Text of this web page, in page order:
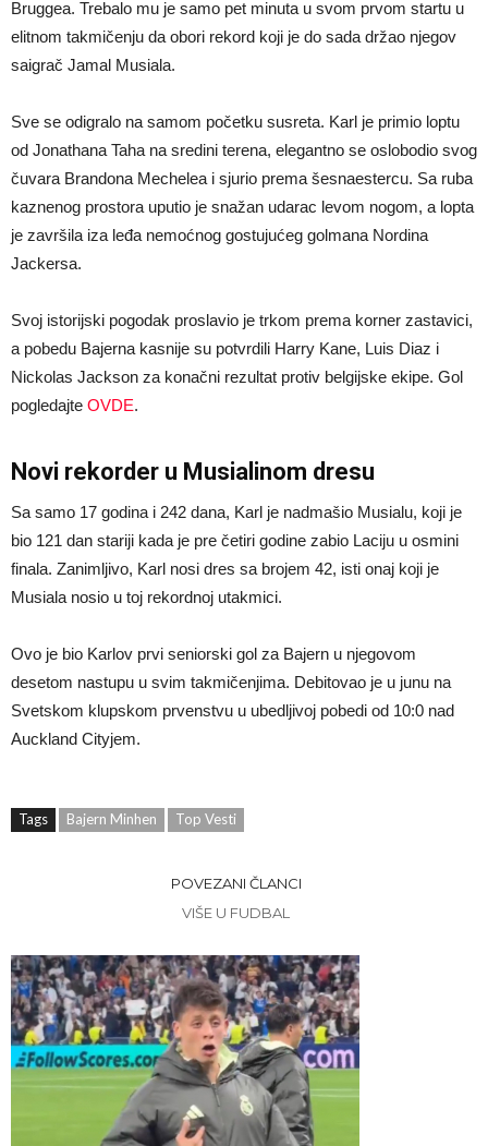
Bruggea. Trebalo mu je samo pet minuta u svom prvom startu u
elitnom takmičenju da obori rekord koji je do sada držao njegov
saigrač Jamal Musiala.
Sve se odigralo na samom početku susreta. Karl je primio loptu
od Jonathana Taha na sredini terena, elegantno se oslobodio svog
čuvara Brandona Mechelea i sjurio prema šesnaestercu. Sa ruba
kaznenog prostora uputio je snažan udarac levom nogom, a lopta
je završila iza leđa nemoćnog gostujućeg golmana Nordina
Jackersa.
Svoj istorijski pogodak proslavio je trkom prema korner zastavici,
a pobedu Bajerna kasnije su potvrdili Harry Kane, Luis Diaz i
Nickolas Jackson za konačni rezultat protiv belgijske ekipe. Gol
pogledajte OVDE.
Novi rekorder u Musialinom dresu
Sa samo 17 godina i 242 dana, Karl je nadmašio Musialu, koji je
bio 121 dan stariji kada je pre četiri godine zabio Laciju u osmini
finala. Zanimljivo, Karl nosi dres sa brojem 42, isti onaj koji je
Musiala nosio u toj rekordnoj utakmici.
Ovo je bio Karlov prvi seniorski gol za Bajern u njegovom
desetom nastupu u svim takmičenjima. Debitovao je u junu na
Svetskom klupskom prvenstvu u ubedljivoj pobedi od 10:0 nad
Auckland Cityjem.
Tags Bajern Minhen Top Vesti
POVEZANI ČLANCI
VIŠE U FUDBAL